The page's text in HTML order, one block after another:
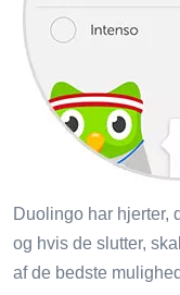
Duolingo har hjerter,
og hvis de slutter,
af ​​de bedste